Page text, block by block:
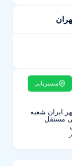
مسیریابی
ایران شعبه
مستقل